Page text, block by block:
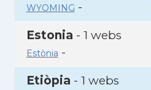
WYOMING -
Estonia - 1 webs
Estònia -
Etiòpia - 1 webs